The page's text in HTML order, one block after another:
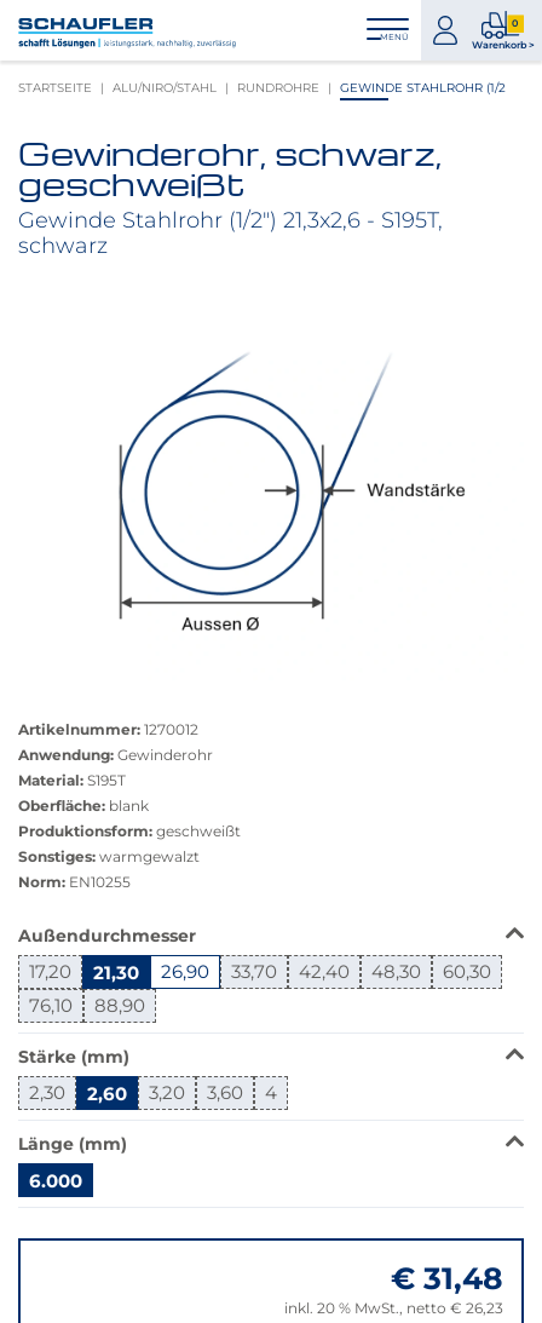
Inhalt
Hauptnavigation
Footernavigation
Logo
Schaufler
verlinkt
Startseite
MENÜ
zum
Konto
0
Warenkorb >
0
im
STARTSEITE ALU/NIRO/STAHL RUNDROHRE GEWINDE STAHLROHR (1/2
Produktbilder
überspringen
Gewinderohr, schwarz,
geschweißt
Gewinde Stahlrohr (1/2") 21,3x2,6 - S195T,
schwarz
anzeigen
Artikelnummer: 1270012
Anwendung: Gewinderohr
Material: S195T
Oberfläche: blank
Produktionsform: geschweißt
Sonstiges: warmgewalzt
Norm: EN10255
Das
Produkt
ist
in
dieser
Variante
nicht
verfügbar.
Bei
Klick
wechselt
der
Außendurchmesser
17,20 21,30 26,90 33,70 42,40 48,30
60,30
76,10
88,90
Stärke (mm)
2,30 2,60 3,20 3,60 4
Länge (mm)
6.000
zu
€ 31,48
inkl. 20 % MwSt., netto € 26,23